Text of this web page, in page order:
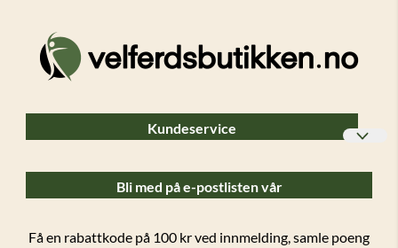
Kundeservice
Ofte stilte spørsmål (FAQ)
Forsendelser og retur
Bli med på e-postlisten vår
Få en rabattkode på 100 kr ved innmelding, samle poeng